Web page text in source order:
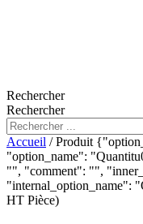
Rechercher
Rechercher
Accueil / Produit
"option_name":
"", "comment": "",
"internal_option_name":
HT Pièce)